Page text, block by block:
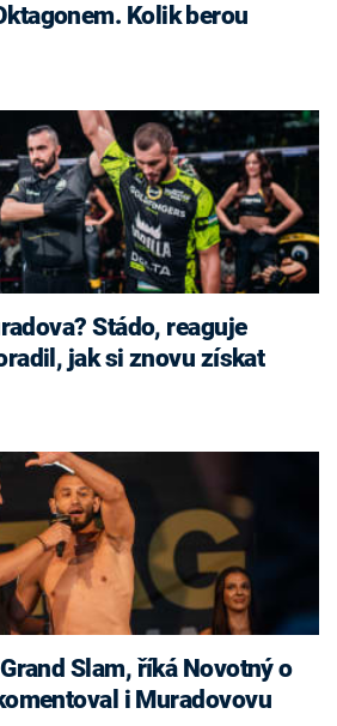
Kolik berou
jak si znovu získat
i Muradovovu